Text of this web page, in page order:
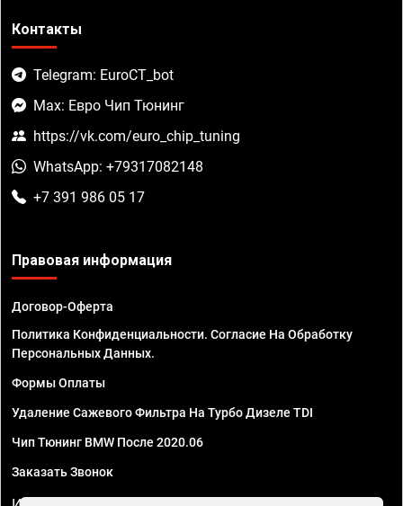
Контакты
Telegram: EuroCT_bot
Max: Евро Чип Тюнинг
https://vk.com/euro_chip_tuning
WhatsApp: +79317082148
+7 391 986 05 17
Правовая информация
Договор-Оферта
Политика Конфиденциальности. Согласие На Обработку
Персональных Данных.
Формы Оплаты
Удаление Сажевого Фильтра На Турбо Дизеле TDI
Чип Тюнинг BMW После 2020.06
Заказать Звонок